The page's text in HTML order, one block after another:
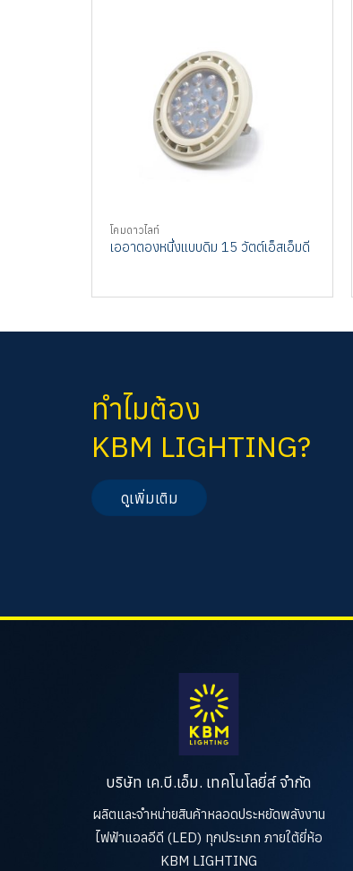
โคมดาวไลท์
เออาตองหนึ่งแบบดิม 15 วัตต์เอ็สเอ็มดี
ทำไมต้อง
KBM LIGHTING?
ดูเพิ่มเติม
บริษัท เค.บี.เอ็ม. เทคโนโลยี่ส์ จำกัด
ผลิตและจำหน่ายสินค้าหลอดประหยัดพลังงาน
ไฟฟ้าแอลอีดี (LED) ทุกประเภท ภายใต้ยี่ห้อ
KBM LIGHTING